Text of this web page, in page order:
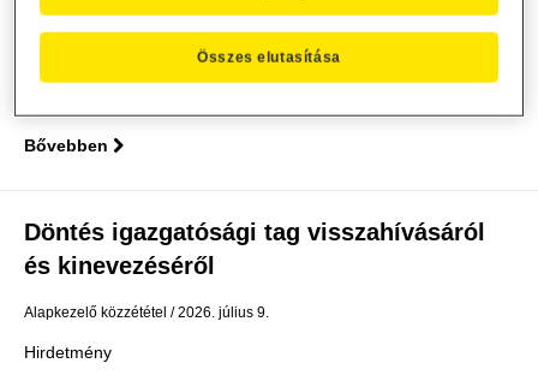
Alapkezelő Zrt. által...
2026. július 14.
Bővebben
Döntés igazgatósági tag visszahívásáról
és kinevezéséről
Alapkezelő közzététel 2026. július 9.
Hirdetmény
Összes elutasítása